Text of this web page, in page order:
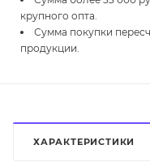
крупного опта.
Сумма покупки
продукции.
ХАРАКТЕРИСТИКИ